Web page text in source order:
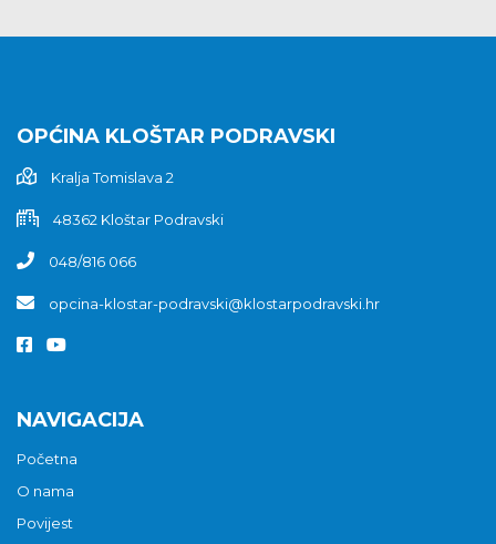
OPĆINA KLOŠTAR PODRAVSKI
Kralja Tomislava 2
48362 Kloštar Podravski
048/816 066
opcina-klostar-podravski@klostarpodravski.hr
NAVIGACIJA
Početna
O nama
Povijest